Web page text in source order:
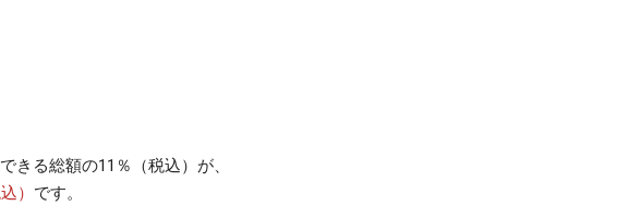
きる総額の11％（税込）が、
） です。